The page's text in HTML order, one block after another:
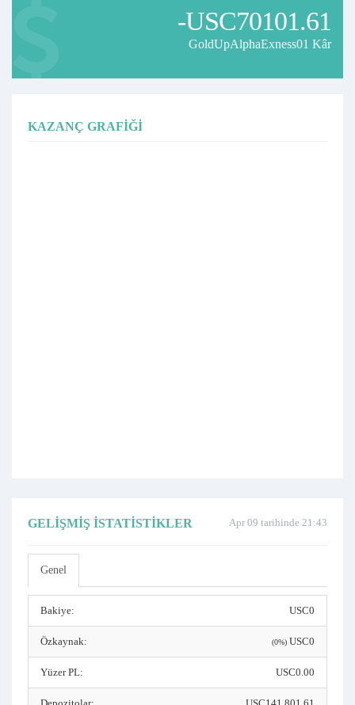
-USC70101.61
GoldUpAlphaExness01 Kâr
KAZANÇ GRAFIĞI
Apr 09 tarihinde 21:43
GELIŞMIŞ İSTATISTIKLER
Genel
Bakiye: USC0
Özkaynak: (0%) USC0
Yüzer PL: USC0.00